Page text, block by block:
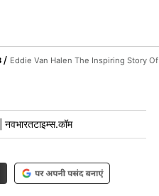
Eddie Van Halen The Inspiring Story
नवभारतटाइम्स.कॉम